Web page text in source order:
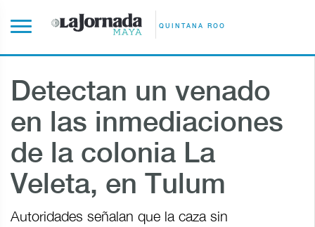
QUINTANA ROO
Detectan un venado
en las inmediaciones
de la colonia La
Veleta, en Tulum
Autoridades señalan que la caza sin